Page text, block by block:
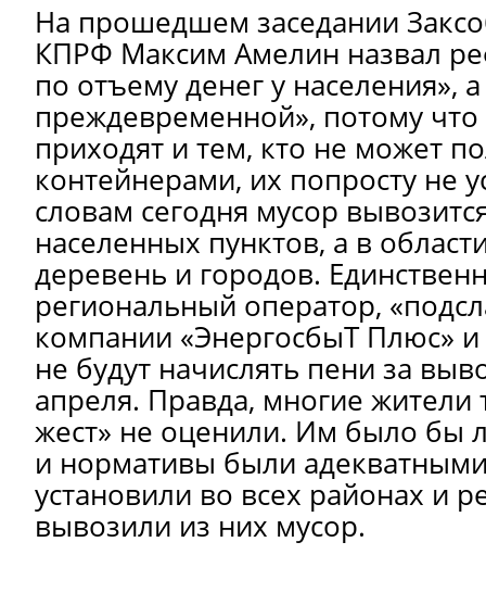
На прошедшем заседании
КПРФ Максим Амелин назвал
по отъему денег у населения»,
преждевременной», потому что
приходят и тем, кто не может
контейнерами, их попросту не
словам сегодня мусор
населенных пунктов, а в
деревень и городов.
региональный оператор,
компании «ЭнергосбыТ Плюс» и
не будут начислять пени за
апреля. Правда, многие
жест» не оценили. Им было бы
и нормативы были
установили во всех районах и
вывозили из них мусор.